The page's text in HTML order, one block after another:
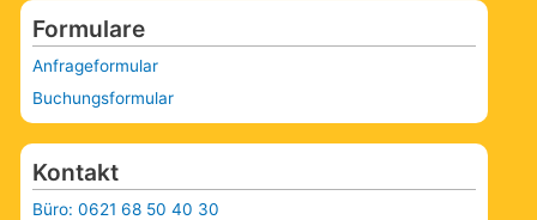
Formulare
Anfrageformular
Buchungsformular
Kontakt
Büro: 0621 68 50 40 30